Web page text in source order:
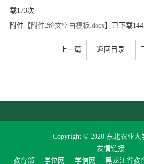
载173次
附件【 附件2论文空白模板.docx】已下载144
上一篇 返回目录
Copyright © 2020 东北农业大
友情链接
教育部
学位网 学信网 黑龙江省教